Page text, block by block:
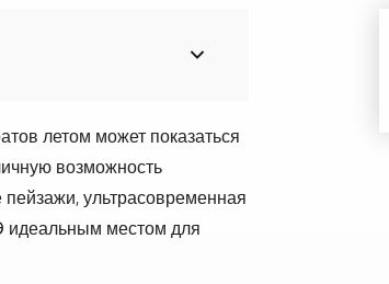
летом может показаться
возможность
ультрасовременная
идеальным местом для